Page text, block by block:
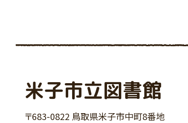
米子市立図書館
〒683-0822 鳥取県米子市中町8番地